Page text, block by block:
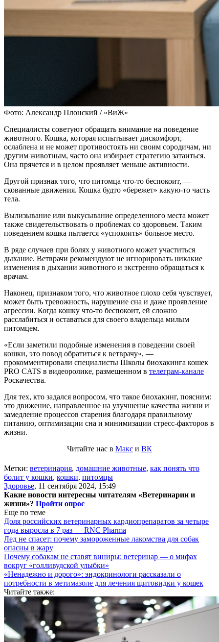
Фото: Александр Плонский / «ВиЖ»
Специалисты советуют обращать внимание на поведение
животного. Кошка, которая испытывает дискомфорт,
ослаблена и не может противостоять ни своим сородичам, ни
другим животным, часто она избирает стратегию затаиться.
Она прячется и в целом проявляет меньше активности.
Другой признак того, что питомца что-то беспокоит, —
скованные движения. Кошка будто «бережет» какую-то часть
тела.
Вылизывание или выкусывание определенного места может
также свидетельствовать о проблемах со здоровьем. Таким
поведением кошка пытается «успокоить» больное место.
В ряде случаев при болях у животного может участиться
дыхание. Ветврачи рекомендуют не игнорировать никакие
изменения в дыхании животного и экстренно обращаться к
врачам.
Наконец, признаком того, что животное плохо себя чувствует,
может быть тревожность, нарушение сна и даже проявление
агрессии. Когда кошку что-то беспокоит, ей сложно
расслабиться и оставаться для своего владельца милым
питомцем.
«Если заметили подобные изменения в поведении своей
кошки, это повод обратиться к ветврачу», —
прокомментировали специалисты Школы биохакинга кошек
PRO CATS в видеоролике, размещенном в телеграм-канале
Роскачества.
Для тех, кто задался вопросом, что такое биохакинг, поясним:
это движение, направленное на улучшение качества жизни и
замедление процессов старения благодаря правильному
питанию, оптимизации сна и минимизации стресс-факторов в
жизни.
Читайте нас в Макс и ВК
Метки: ветеринария, домашние животные, как понять что
болит у кошки, кошки, питомцы
Здоровье, 11 сентября 2024, 15:49
Какие новости интересны читателям «Ветеринарии и
жизни»? Пройти опрос
Еще по теме
Доля российских ветеринарных кардиопрепаратов за четыре
года выросла в 7 раз — RNC Pharma
Лед не спасет: почему замороженные лакомства для собак
опасны в жару
Почему собакам не ставят виниры: ветеринар — о мифах
вокруг «голливудской улыбки»
«Ненадежно и дорого»: эндокринологи рассказали о
потребности в метимазоле для лечения щитовидки у кошек
Читайте также: